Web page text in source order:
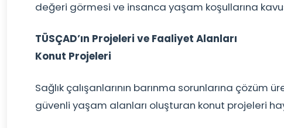
değeri görmesi ve insanca yaşam koşullarına
TÜSÇAD’ın Projeleri ve Faaliyet Alanları
Konut Projeleri
Sağlık çalışanlarının barınma sorunlarına çözüm
güvenli yaşam alanları oluşturan konut projeleri